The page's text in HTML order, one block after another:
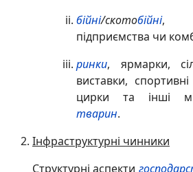
бійні/скотобійні,
підприємства чи
ринки, ярмарки,
виставки,
цирки та інші
тварин.
Інфраструктурні чинники
Структурні аспекти